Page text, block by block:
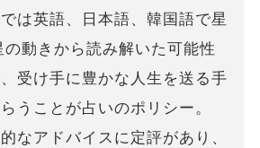
は英語、日本語、韓国語で星
動きから読み解いた可能性
受け手に豊かな人生を送る手
うことが占いのポリシー。
なアドバイスに定評があり、